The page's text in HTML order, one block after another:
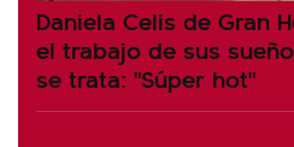
Daniela Celis de Gran
el trabajo de sus
se trata: "Súper hot"